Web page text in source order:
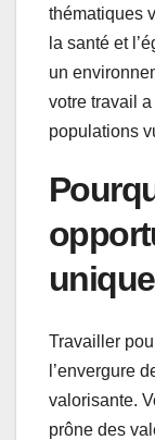
thématiques
la santé et
un
votre travail
populations
Travailler
l’envergure
valorisante.
prône des